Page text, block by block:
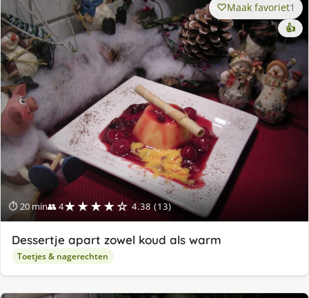
⏱ 20 min👥 4★★★★☆ 4.38 (13)
Maak favoriet1
👍
Dessertje apart zowel koud als warm
Toetjes & nagerechten